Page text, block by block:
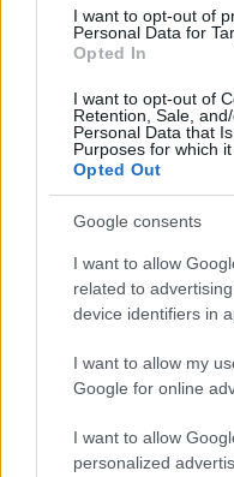
I want to opt-out of
Personal Data for
Opted In
I want to opt-out of
Retention, Sale,
Personal Data that
Purposes for which it
Opted Out
Google consents
I want to allow
related to
device identifiers in
I want to allow my
Google for online
I want to allow
personalized
accoglienza
Olbia,
esplode la
Pausa caffè
soluzione
Monte Pino,
rinascita
Raid nelle
la rete